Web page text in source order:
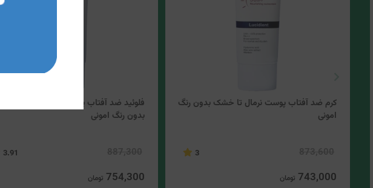
کرم ضد آفتاب پوست نرمال تا خشک بدون رنگ
امونی
3
743,000 تومان
فلوئید ضد آفتاب پوست چرب و مستعد آکنه
بدون رنگ امونی
3.91
754,300 تومان